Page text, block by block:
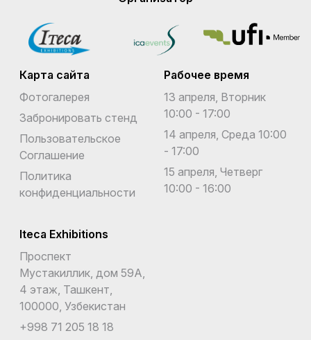
Карта сайта
Фотогалерея
Забронировать стенд
Пользовательское
Соглашение
Политика
конфиденциальности
Рабочее время
13 апреля, Вторник
10:00 - 17:00
14 апреля, Среда 10:00
- 17:00
15 апреля, Четверг
10:00 - 16:00
Iteca Exhibitions
Проспект
Мустакиллик, дом 59А,
4 этаж, Ташкент,
100000, Узбекистан
+998 71 205 18 18